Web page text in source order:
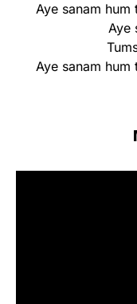
Aye sanam
Aye
Aye sanam